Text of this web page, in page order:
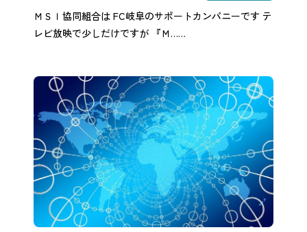
ＭＳＩ協同組合は FC岐阜のサポートカンパニーです テ
レビ放映で少しだけですが 『Ｍ……